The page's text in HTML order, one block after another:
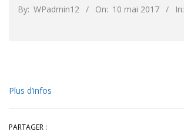
By: WPadmin12 On: 10 mai 2017 In:
Plus d’infos
PARTAGER :